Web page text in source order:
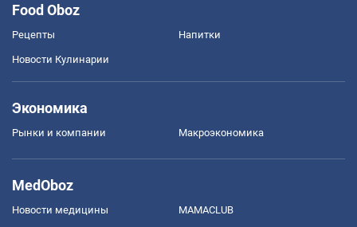
Food Oboz
Рецепты Напитки
Новости Кулинарии
Экономика
Рынки и компании Mакроэкономика
MedOboz
Новости медицины MAMACLUB